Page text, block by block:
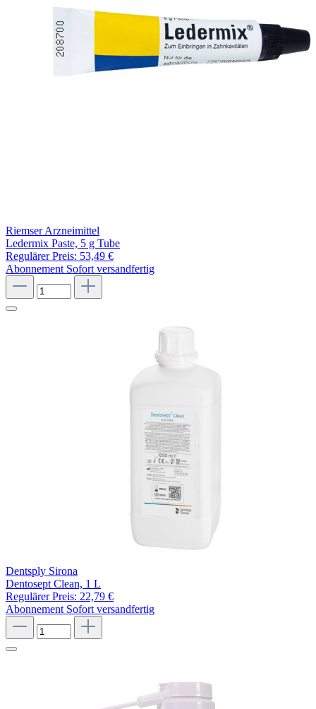
Riemser Arzneimittel
Ledermix Paste, 5 g Tube
Regulärer Preis: 53,49 €
Abonnement Sofort versandfertig
Dentsply Sirona
Dentosept Clean, 1 L
Regulärer Preis: 22,79 €
Abonnement Sofort versandfertig